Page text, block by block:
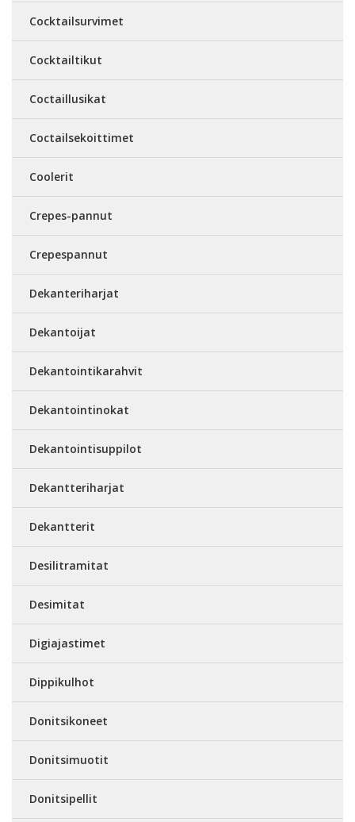
Cocktailsurvimet
Cocktailtikut
Coctaillusikat
Coctailsekoittimet
Coolerit
Crepes-pannut
Crepespannut
Dekanteriharjat
Dekantoijat
Dekantointikarahvit
Dekantointinokat
Dekantointisuppilot
Dekantteriharjat
Dekantterit
Desilitramitat
Desimitat
Digiajastimet
Dippikulhot
Donitsikoneet
Donitsimuotit
Donitsipellit